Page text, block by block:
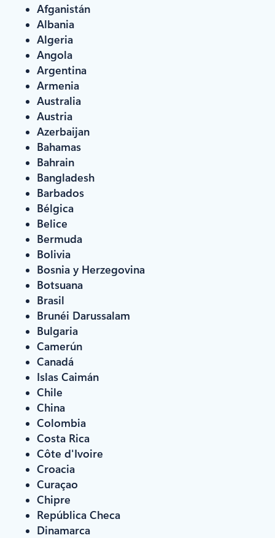
Afganistán
Albania
Algeria
Angola
Argentina
Armenia
Australia
Austria
Azerbaijan
Bahamas
Bahrain
Bangladesh
Barbados
Bélgica
Belice
Bermuda
Bolivia
Bosnia y Herzegovina
Botsuana
Brasil
Brunéi Darussalam
Bulgaria
Camerún
Canadá
Islas Caimán
Chile
China
Colombia
Costa Rica
Côte d'Ivoire
Croacia
Curaçao
Chipre
República Checa
Dinamarca